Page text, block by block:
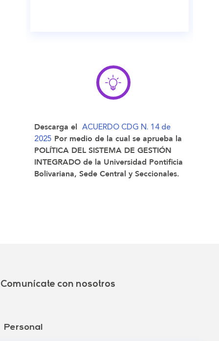
Descarga el ACUERDO CDG N. 14 de
2025 Por medio de la cual se aprueba la
POLÍTICA DEL SISTEMA DE GESTIÓN
INTEGRADO de la Universidad Pontificia
Bolivariana, Sede Central y Seccionales.
Comunícate con nosotros
Personal